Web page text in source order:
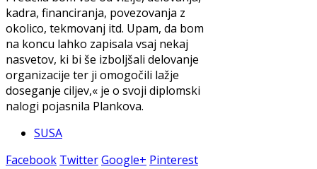
kadra, financiranja, povezovanja z
okolico, tekmovanj itd. Upam, da bom
na koncu lahko zapisala vsaj nekaj
nasvetov, ki bi še izboljšali delovanje
organizacije ter ji omogočili lažje
doseganje ciljev,« je o svoji diplomski
nalogi pojasnila Plankova.
SUSA
Facebook TwitterGoogle+ Pinterest